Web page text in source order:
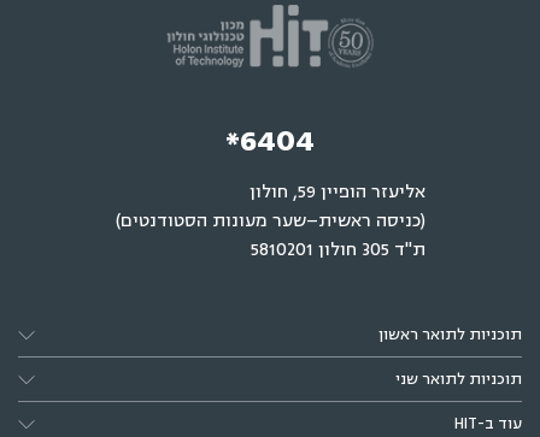
*6404
אליעזר הופיין 59, חולון
(כניסה ראשית–שער מעונות הסטודנטים)
ת"ד 305 חולון 5810201
תוכניות לתואר ראשון
תוכניות לתואר שני
עוד ב-HIT